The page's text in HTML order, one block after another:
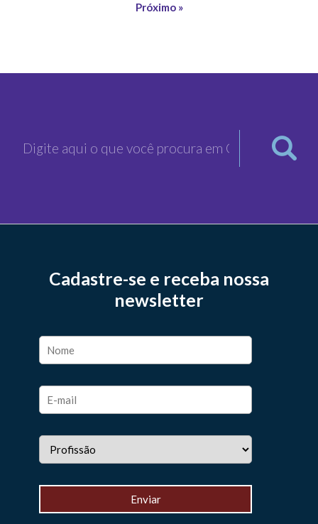
Próximo »
Cadastre-se e receba nossa
newsletter